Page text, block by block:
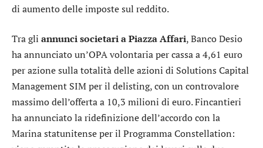
di aumento delle imposte sul reddito.
Tra gli annunci societari a Piazza Affari,Banco Desio
ha annunciato un’OPA volontaria per cassa a 4,61 euro
per azione sulla totalità delle azioni di Solutions Capital
Management SIMper il delisting, con un controvalore
massimo dell’offerta a 10,3 milioni di euro.Fincantieri
ha annunciato la ridefinizione dell’accordo con la
Marina statunitense per il Programma Constellation: